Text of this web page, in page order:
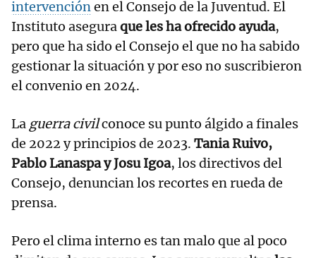
intervenciónen el Consejo de la Juventud. El
Instituto aseguraque les ha ofrecido ayuda,
pero que ha sido el Consejo el que no ha sabido
gestionar la situación y por eso no suscribieron
el convenio en 2024.
La guerra civilconoce su punto álgido a finales
de 2022 y principios de 2023. Tania Ruivo,
Pablo Lanaspa y Josu Igoa, los directivos del
Consejo, denuncian los recortes en rueda de
prensa.
Pero el clima interno es tan malo que al poco